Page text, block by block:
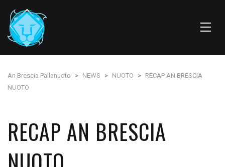
An Brescia Pallanuoto > NEWS > NUOTO > RECAP AN BRESCIA
NUOTO
RECAP AN BRESCIA